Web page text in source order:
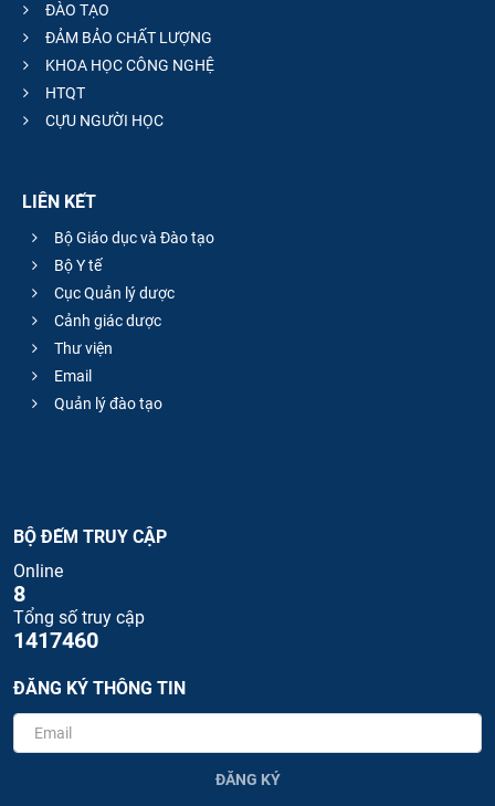
ĐÀO TẠO
ĐẢM BẢO CHẤT LƯỢNG
KHOA HỌC CÔNG NGHỆ
HTQT
CỰU NGƯỜI HỌC
LIÊN KẾT
Bộ Giáo dục và Đào tạo
Bộ Y tế
Cục Quản lý dược
Cảnh giác dược
Thư viện
Email
Quản lý đào tạo
BỘ ĐẾM TRUY CẬP
Online
8
Tổng số truy cập
1417460
ĐĂNG KÝ THÔNG TIN
ĐĂNG KÝ